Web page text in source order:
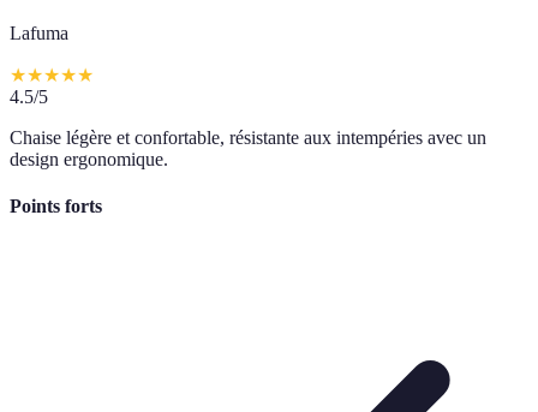
Lafuma
★★★★★
4.5/5
Chaise légère et confortable, résistante aux intempéries avec un
design ergonomique.
Points forts